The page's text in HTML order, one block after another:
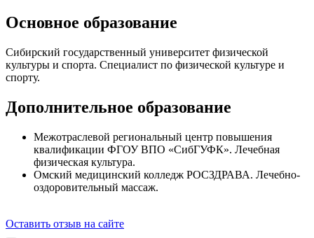
Основное образование
Сибирский государственный университет физической
культуры и спорта. Специалист по физической культуре и
спорту.
Дополнительное образование
Межотраслевой региональный центр повышения
квалификации ФГОУ ВПО «СибГУФК». Лечебная
физическая культура.
Омский медицинский колледж РОСЗДРАВА. Лечебно-
оздоровительный массаж.
Оставить отзыв на сайте